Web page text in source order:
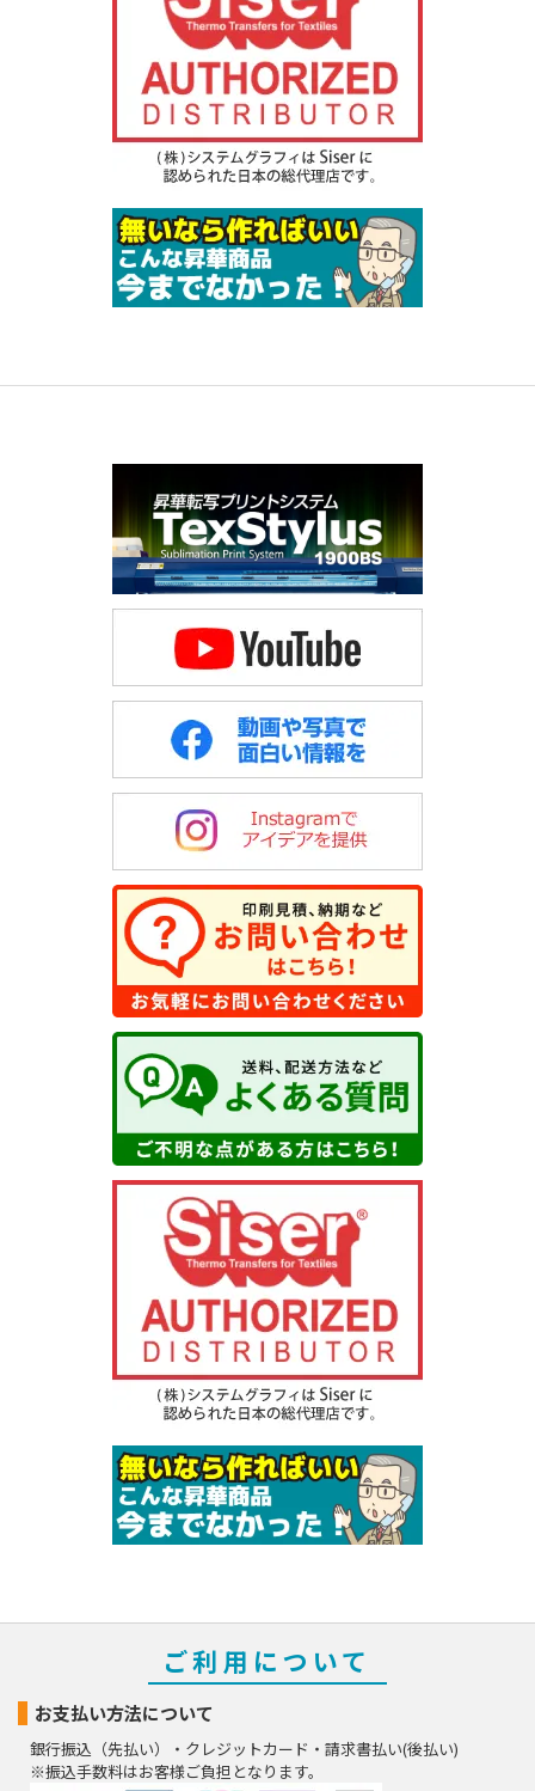
ご利用について
お支払い方法について
銀行振込（先払い）・クレジットカード・請求書払い(後払い)
※振込手数料はお客様ご負担となります。